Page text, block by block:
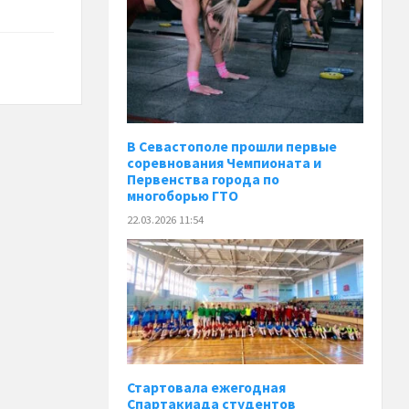
В Севастополе прошли первые
соревнования Чемпионата и
Первенства города по
многоборью ГТО
22.03.2026 11:54
Стартовала ежегодная
Спартакиада студентов